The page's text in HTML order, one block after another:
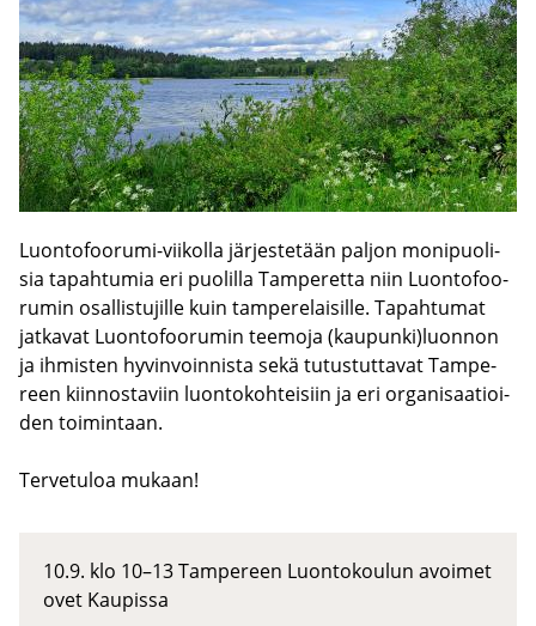
Luontofoorumi-​viikolla jär­jes­te­tään pal­jon mo­ni­puo­li­
sia ta­pah­tu­mia eri puo­lil­la Tam­pe­ret­ta niin Luon­to­foo­
ru­min osal­lis­tu­jil­le kuin tam­pe­re­lai­sil­le. Ta­pah­tu­mat
jat­ka­vat Luon­to­foo­ru­min tee­mo­ja (kau­pun­ki)luon­non
ja ih­mis­ten hy­vin­voin­nis­ta sekä tu­tus­tut­ta­vat Tam­pe­
reen kiin­nos­ta­viin luon­to­koh­tei­siin ja eri or­ga­ni­saa­tioi­
den toi­min­taan.
Ter­ve­tu­loa mu­kaan!
10.9. klo 10–13 Tampereen Luontokoulun avoimet
ovet Kaupissa